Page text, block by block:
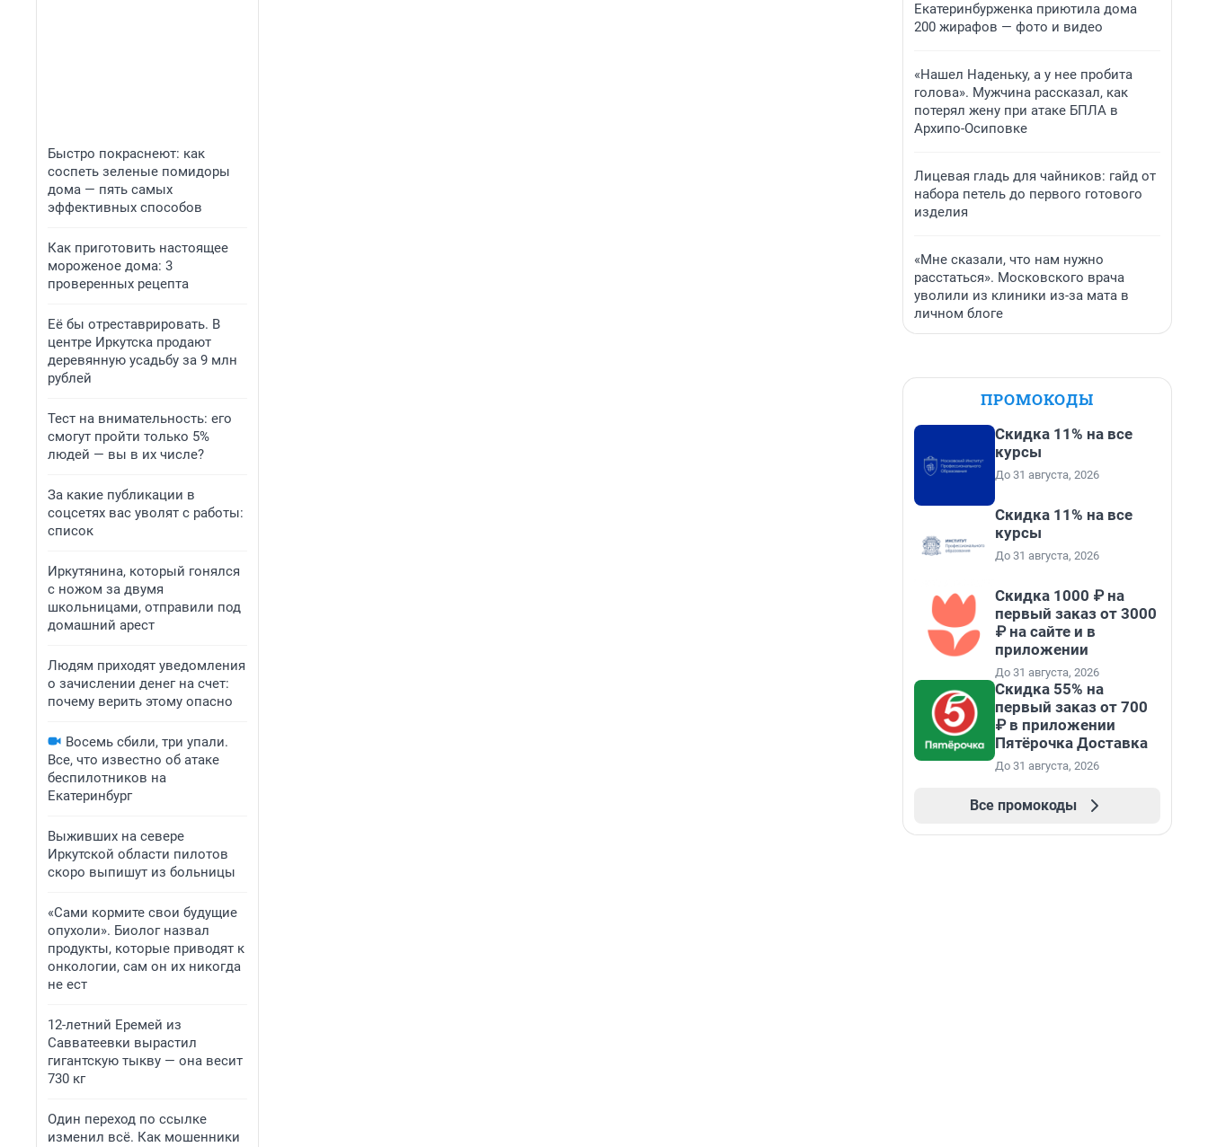
Быстро покраснеют: как
соспеть зеленые помидоры
дома — пять самых
эффективных способов
Как приготовить настоящее
мороженое дома: 3
проверенных рецепта
Её бы отреставрировать. В
центре Иркутска продают
деревянную усадьбу за 9 млн
рублей
Тест на внимательность: его
смогут пройти только 5%
людей — вы в их числе?
За какие публикации в
соцсетях вас уволят с работы:
список
Иркутянина, который гонялся
с ножом за двумя
школьницами, отправили под
домашний арест
Людям приходят уведомления
о зачислении денег на счет:
почему верить этому опасно
Восемь сбили, три упали.
Все, что известно об атаке
беспилотников на
Екатеринбург
Выживших на севере
Иркутской области пилотов
скоро выпишут из больницы
«Сами кормите свои будущие
опухоли». Биолог назвал
продукты, которые приводят к
онкологии, сам он их никогда
не ест
12-летний Еремей из
Савватеевки вырастил
гигантскую тыкву — она весит
730 кг
Один переход по ссылке
изменил всё. Как мошенники
Екатеринбурженка приютила дома
200 жирафов — фото и видео
«Нашел Наденьку, а у нее пробита
голова». Мужчина рассказал, как
потерял жену при атаке БПЛА в
Архипо-Осиповке
Лицевая гладь для чайников: гайд от
набора петель до первого готового
изделия
«Мне сказали, что нам нужно
расстаться». Московского врача
уволили из клиники из-за мата в
личном блоге
ПРОМОКОДЫ
Скидка 11% на все
курсы
До 31 августа, 2026
Скидка 11% на все
курсы
До 31 августа, 2026
Скидка 1000 ₽ на
первый заказ от 3000
₽ на сайте и в
приложении
До 31 августа, 2026
Скидка 55% на
первый заказ от 700
₽ в приложении
Пятёрочка Доставка
До 31 августа, 2026
Все промокоды